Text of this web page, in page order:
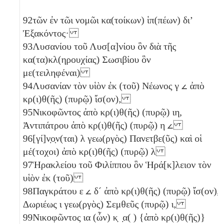
92τῶν ἐν τῶι νομῶι κα(τοίκων) ἱπ(πέων) διʼ
Ἐξακόντος·
93Λυσανίου τοῦ Λυσ[α]νίου ὃν διὰ τῆς
κα(τα)κλ(ηρουχίας) Σωσιβίου ὃν
με(τειληφέναι)
94Λυσανίαν τὸν υἱὸν ἐκ (τοῦ) Νέωνος γ 𐅵 ἀπὸ
κρ(ι)θ(ῆς) (πυρῷ) ἴσ(ον),
95Νικοφῶντος ἀπὸ κρ(ι)θ(ῆς) (πυρῷ) ιη,
Ἀντιπάτρου ἀπὸ κρ(ι)θ(ῆς) (πυρῷ) η 𐅵
96[γί]ν̣ο̣ν(ται) λ γεω(ργὸς) Πανετβε(ῦς) καὶ οἱ
μέ(τοχοι) ἀπὸ κρ(ι)θ(ῆς) (πυρῷ) λ
97Ἡρακλείου τοῦ Φιλίππου ὃν Ἡρά[κ]λειον τὸν
υἱὸν ἐκ (τοῦ)
98Παγκράτου ε 𐅵 δ´ ἀπὸ κρ(ι)θ(ῆς) (πυρῷ)
Δωριέως ι γεω(ργὸς) Σεμθεῦς (πυρῷ) ι,
99Νικοφῶντος ια (ὧν) κ̣ ̣α( ) {ἀπὸ κρ(ι)θ(ῆς)}